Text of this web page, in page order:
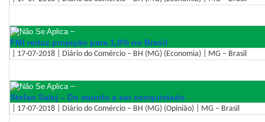
–
FMI reduz projeção para 1,8% no Brasil
| 17-07-2018 | Diário do Comércio – BH (MG) (Economia) | MG – Brasil
–
Stefan Salej – Do mundo a ser conquistado
| 17-07-2018 | Diário do Comércio – BH (MG) (Opinião) | MG – Brasil